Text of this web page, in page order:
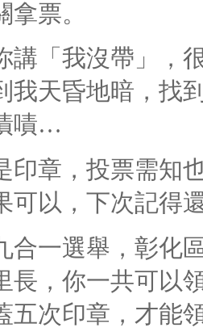
票。
講「我沒帶」，
我天昏地暗，找
嘖…
印章，投票需知
可以，下次記得
合一選舉，彰化
長，你一共可以
五次印章，才能